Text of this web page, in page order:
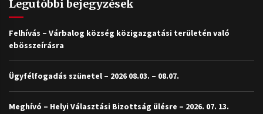
Legutóbbi bejegyzések
Felhívás – Várbalog község közigazgatási területén való
ebösszeírásra
Ügyfélfogadás szünetel – 2026 08.03. – 08.07.
Meghívó – Helyi Választási Bizottság ülésre – 2026. 07. 13.